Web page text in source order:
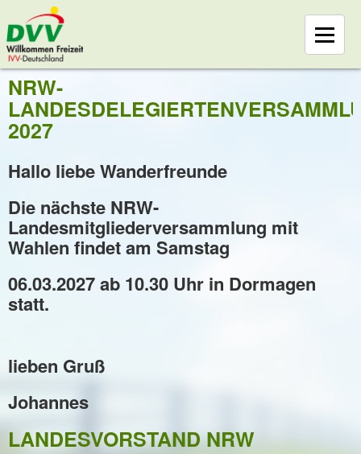
NRW-
2027
Hallo liebe Wanderfreunde
Die nächste NRW-
Landesmitgliederversammlung mit
Wahlen findet am Samstag
06.03.2027 ab 10.30 Uhr in Dormagen
statt.
lieben Gruß
Johannes
LANDESVORSTAND NRW